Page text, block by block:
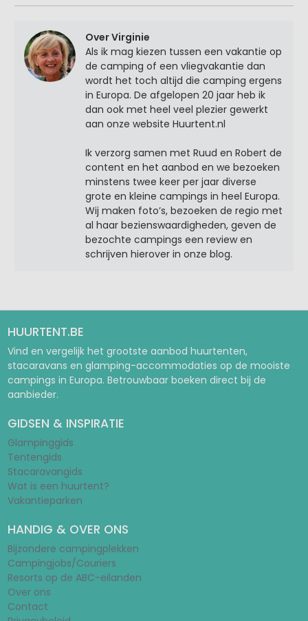
Over Virginie
Als ik mag kiezen tussen een vakantie op
de camping of een vliegvakantie dan
wordt het toch altijd die camping ergens
in Europa. De afgelopen 20 jaar heb ik
dan ook met heel veel plezier gewerkt
aan onze website Huurtent.nl
Ik verzorg samen met Ruud en Robert de
content en het aanbod en we bezoeken
minstens twee keer per jaar diverse
grote en kleine campings in heel Europa.
Wij maken foto’s, bezoeken de regio met
al haar bezienswaardigheden, geven de
bezochte campings een review en
schrijven hierover in onze blog.
HUURTENT.BE
Vind en vergelijk het grootste aanbod huurtenten,
stacaravans en glamping-accommodaties op de mooiste
campings in Europa. Betrouwbaar boeken direct bij de
aanbieder.
GIDSEN & INSPIRATIE
Glampinggids
Tentengids
Stacaravangids
Wat is een huurtent?
Vakantieparken
HANDIG & OVER ONS
Bijzondere campingplekken
Campingjobs/Couriers
Resorts op de ABC-eilanden
Over ons
Contact